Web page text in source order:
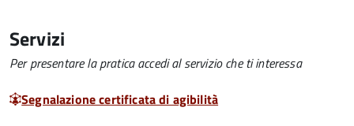
Servizi
Per presentare la pratica accedi al servizio che ti interessa
Segnalazione certificata di agibilità